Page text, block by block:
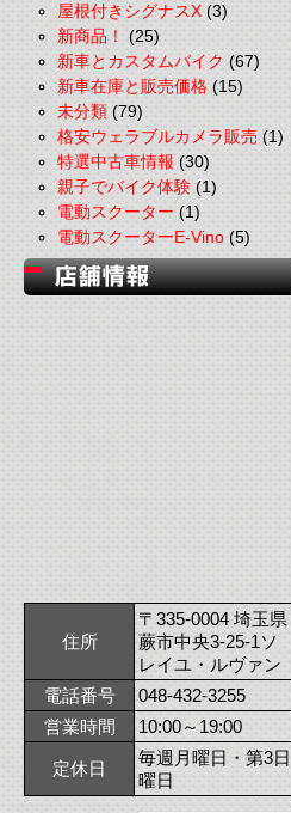
屋根付きシグナスX(3)
新商品！(25)
新車とカスタムバイク(67)
新車在庫と販売価格(15)
未分類(79)
格安ウェラブルカメラ販売(1)
特選中古車情報(30)
親子でバイク体験(1)
電動スクーター(1)
電動スクーターE-Vino(5)
住所
〒335-0004 埼玉県
蕨市中央3-25-1ソ
レイユ・ルヴァン
電話番号
048-432-3255
営業時間
10:00～19:00
定休日
毎週月曜日・第3日
曜日